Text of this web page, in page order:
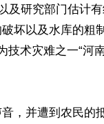
及研究部门估计
坏以及水库的粗
术灾难之一“河
，并遭到农民的